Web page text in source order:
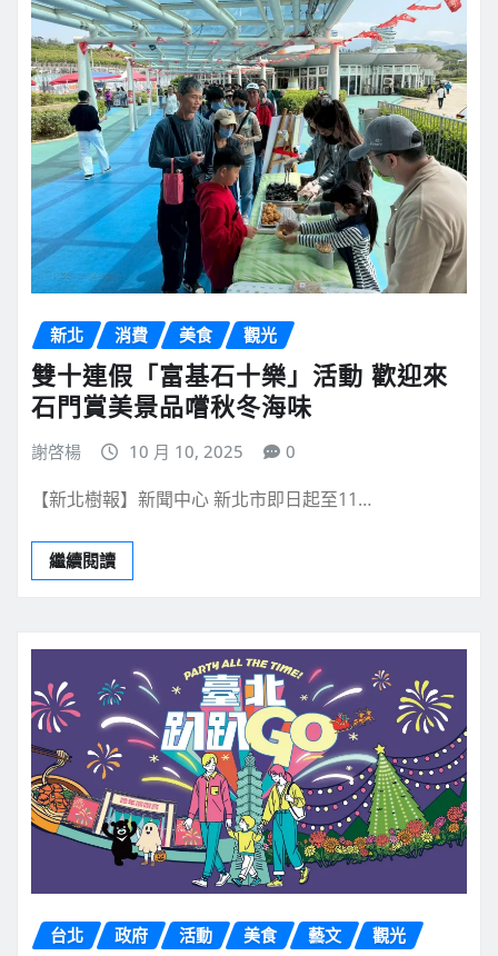
新北 消費 美食 觀光
雙十連假「富基石十樂」活動 歡迎來
石門賞美景品嚐秋冬海味
謝啓楊 10 月 10, 2025 0
【新北樹報】新聞中心 新北市即日起至11…
繼續閱讀
台北 政府 活動 美食 藝文 觀光